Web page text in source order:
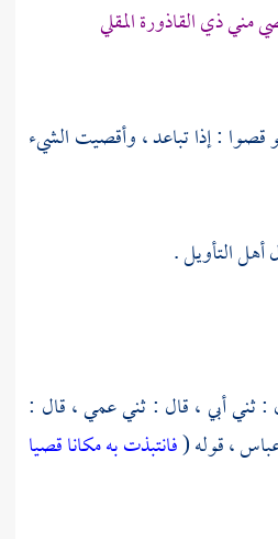
مني ذي القاذورة المقلي
قصوا : إذا تباعد ، وأقصيت الشيء
أهل التأويل .
: ثني أبي ، قال : ثني عمي ، قال :
،قوله (فانتبذت به مكانا قصيا